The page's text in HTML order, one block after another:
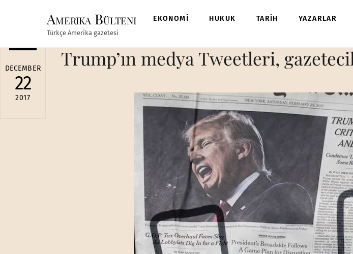
Amerika Bülteni
Türkçe Amerika gazetesi
EKONOMİ HUKUK TARİH YAZARLAR
DECEMBER
22
2017
Trump’ın medya Tweetleri,